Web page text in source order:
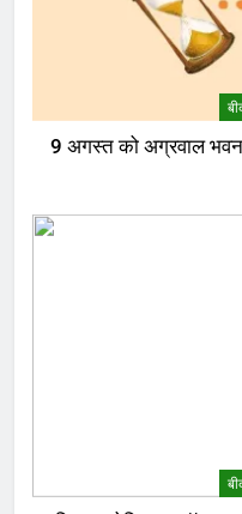
9 अगस्त को अग्रवाल भवन